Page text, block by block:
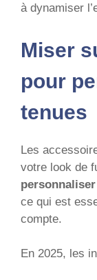
à dynamiser
Miser
pour
tenues
Les
votre look de
ce qui est
compte.
En 2025, les